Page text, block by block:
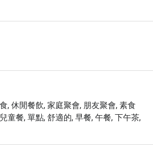
, 休閒餐飲, 家庭聚會, 朋友聚會, 素食
童餐, 單點, 舒適的, 早餐, 午餐, 下午茶,